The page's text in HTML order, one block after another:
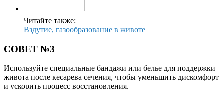
Читайте также:
Вздутие, газообразование в животе
СОВЕТ №3
Используйте специальные бандажи или белье для поддержки
живота после кесарева сечения, чтобы уменьшить дискомфорт
и ускорить процесс восстановления.